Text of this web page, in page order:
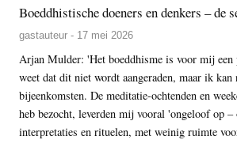
Boeddhistische doeners en denkers – de
gastauteur - 17 mei 2026
Arjan Mulder: 'Het boeddhisme is voor mij
weet dat dit niet wordt aangeraden, maar ik kan
bijeenkomsten. De meditatie-ochtenden en
heb bezocht, leverden mij vooral 'ongeloof op –
interpretaties en rituelen, met weinig ruimte